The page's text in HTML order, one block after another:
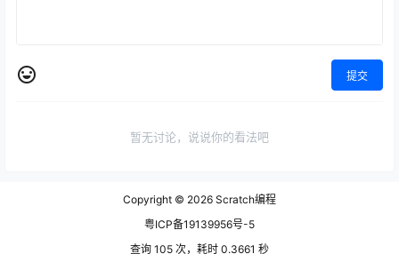
提交
暂无讨论，说说你的看法吧
Copyright © 2026 Scratch编程
粤ICP备19139956号-5
查询 105 次，耗时 0.3661 秒